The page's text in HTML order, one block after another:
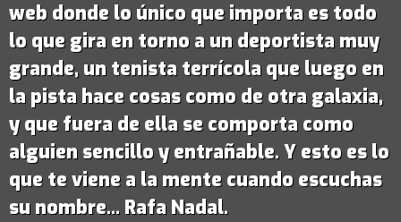
web donde lo único que importa es todo
lo que gira en torno a un deportista muy
grande, un tenista terrícola que luego en
la pista hace cosas como de otra galaxia,
y que fuera de ella se comporta como
alguien sencillo y entrañable. Y esto es lo
que te viene a la mente cuando escuchas
su nombre... Rafa Nadal.